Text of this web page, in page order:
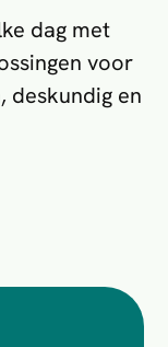
dag met
voor
en